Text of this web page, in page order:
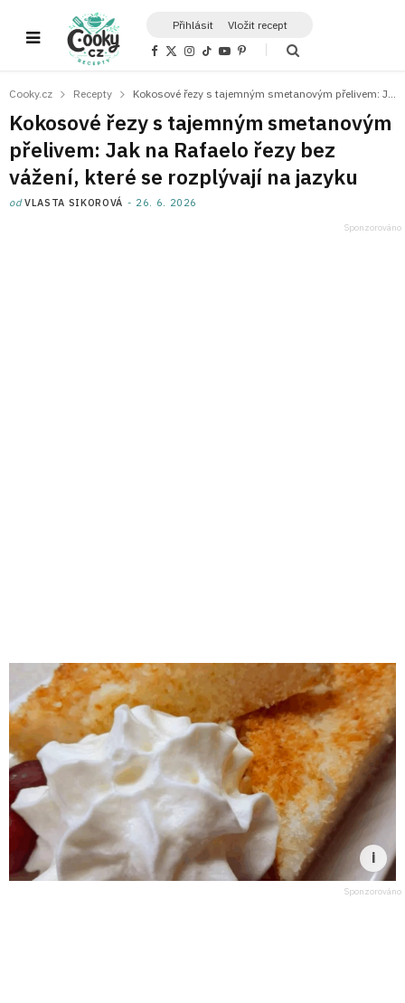
Přihlásit Vložit recept
F
b
o
k
X
i
t
e
r
)
I
a
r
a
m
T
o
Y
u
e
P
e
e
s
t
Cooky.cz Recepty
Kokosové řezy s tajemným smetanovým
přelivem: Jak na Rafaelo řezy bez
vážení, které se rozplývají na jazyku
odVLASTA SIKOROVÁ 26. 6. 2026